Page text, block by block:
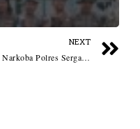
NEXT
Satres Narkoba Polres Sergai Tangkap Pengedar Ganja di Sei Bamban